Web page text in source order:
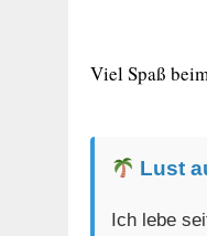
Viel Spaß
Lust
Ich lebe